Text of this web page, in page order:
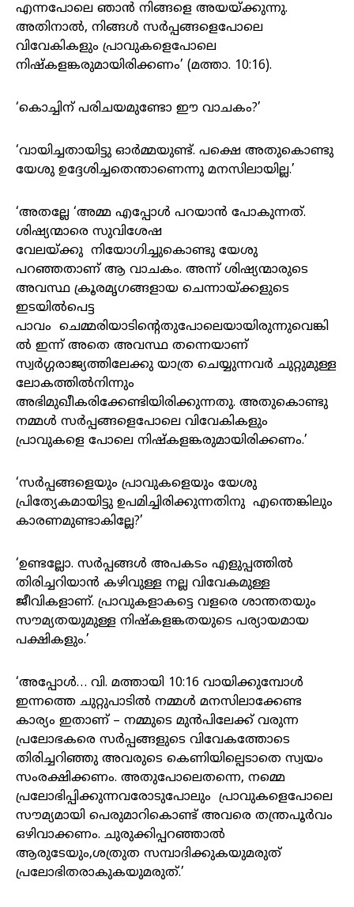
എന്നപോലെ ഞാൻ നിങ്ങളെ അയയ്ക്കുന്നു.
അതിനാൽ, നിങ്ങൾ സർപ്പങ്ങളെപോലെ
വിവേകികളും പ്രാവുകളെപോലെ
നിഷ്കളങ്കരുമായിരിക്കണം’ (മത്താ. 10:16).
‘കൊച്ചിന് പരിചയമുണ്ടോ ഈ വാചകം?’
‘വായിച്ചതായിട്ടു ഓർമ്മയുണ്ട്. പക്ഷെ അതുകൊണ്ടു
യേശു ഉദ്ദേശിച്ചതെന്താണെന്നു മനസിലായില്ല.’
‘അതല്ലേ ‘അമ്മ എപ്പോൾ പറയാൻ പോകുന്നത്.
ശിഷ്യന്മാരെ സുവിശേഷ
വേലയ്ക്കു നിയോഗിച്ചുകൊണ്ടു യേശു
പറഞ്ഞതാണ് ആ വാചകം. അന്ന് ശിഷ്യന്മാരുടെ
അവസ്ഥ ക്രൂരമൃഗങ്ങളായ ചെന്നായ്ക്കളുടെ
ഇടയിൽപെട്ട
പാവം ചെമ്മരിയാടിന്റെതുപോലെയായിരുന്നുവെങ്കി
ൽ ഇന്ന് അതെ അവസ്ഥ തന്നെയാണ്
സ്വർഗ്ഗരാജ്യത്തിലേക്കു യാത്ര ചെയ്യുന്നവർ ചുറ്റുമുള്ള
ലോകത്തിൽനിന്നും
അഭിമുഖീകരിക്കേണ്ടിയിരിക്കുന്നതു. അതുകൊണ്ടു
നമ്മൾ സർപ്പങ്ങളെപോലെ വിവേകികളും
പ്രാവുകളെ പോലെ നിഷ്കളങ്കരുമായിരിക്കണം.’
‘സർപ്പങ്ങളെയും പ്രാവുകളെയും യേശു
പ്രിത്യേകമായിട്ടു ഉപമിച്ചിരിക്കുന്നതിനു എന്തെങ്കിലും
കാരണമുണ്ടാകില്ലേ?’
‘ഉണ്ടല്ലോ. സർപ്പങ്ങൾ അപകടം എളുപ്പത്തിൽ
തിരിച്ചറിയാൻ കഴിവുള്ള നല്ല വിവേകമുള്ള
ജീവികളാണ്. പ്രാവുകളാകട്ടെ വളരെ ശാന്തതയും
സൗമ്യതയുമുള്ള നിഷ്കളങ്കതയുടെ പര്യായമായ
പക്ഷികളും.’
‘അപ്പോൾ… വി. മത്തായി 10:16 വായിക്കുമ്പോൾ
ഇന്നത്തെ ചുറ്റുപാടിൽ നമ്മൾ മനസിലാക്കേണ്ട
കാര്യം ഇതാണ് – നമ്മുടെ മുൻപിലേക്ക് വരുന്ന
പ്രലോഭകരെ സർപ്പങ്ങളുടെ വിവേകത്തോടെ
തിരിച്ചറിഞ്ഞു അവരുടെ കെണിയില്പെടാതെ സ്വയം
സംരക്ഷിക്കണം. അതുപോലെതന്നെ, നമ്മെ
പ്രലോഭിപ്പിക്കുന്നവരോടുപോലും പ്രാവുകളെപോലെ
സൗമ്യമായി പെരുമാറികൊണ്ട് അവരെ തന്ത്രപൂർവം
ഒഴിവാക്കണം. ചുരുക്കിപ്പറഞ്ഞാൽ
ആരുടേയും,ശത്രുത സമ്പാദിക്കുകയുമരുത്
പ്രലോഭിതരാകുകയുമരുത്.’